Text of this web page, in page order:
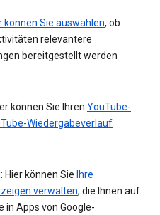
können Sie auswählen, ob
relevantere
bereitgestellt werden
können Sie Ihren YouTube-
Wiedergabeverlauf
Hier können Sie Ihre
verwalten, die Ihnen auf
in Apps von Google-